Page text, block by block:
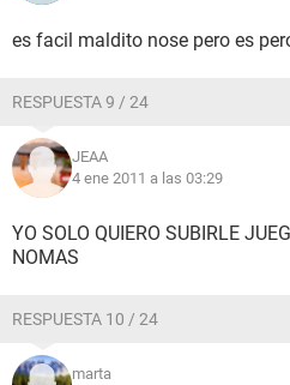
es facil maldito nose pero es
RESPUESTA 9 / 24
JEAA
4 ene 2011 a las 03:29
YO SOLO QUIERO SUBIRLE
NOMAS
RESPUESTA 10 / 24
marta